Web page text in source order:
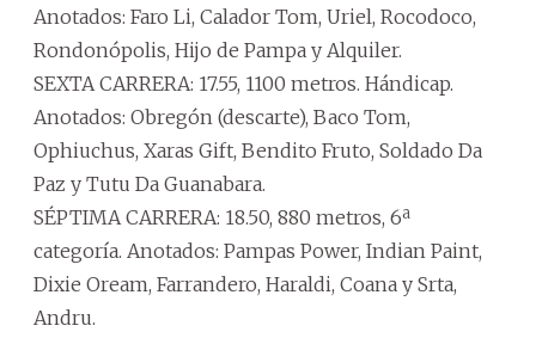
Anotados: Faro Li, Calador Tom, Uriel, Rocodoco,
Rondonópolis, Hijo de Pampa y Alquiler.
SEXTA CARRERA: 17.55, 1100 metros. Hándicap.
Anotados: Obregón (descarte), Baco Tom,
Ophiuchus, Xaras Gift, Bendito Fruto, Soldado Da
Paz y Tutu Da Guanabara.
SÉPTIMA CARRERA: 18.50, 880 metros, 6ª
categoría. Anotados: Pampas Power, Indian Paint,
Dixie Oream, Farrandero, Haraldi, Coana y Srta,
Andru.